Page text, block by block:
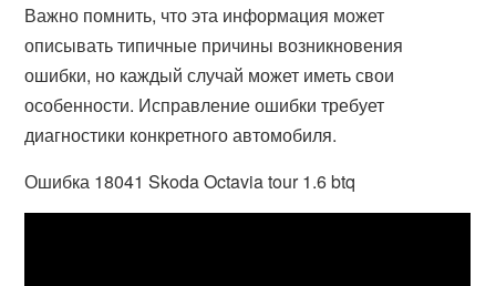
Важно помнить, что эта информация может
описывать типичные причины возникновения
ошибки, но каждый случай может иметь свои
особенности. Исправление ошибки требует
диагностики конкретного автомобиля.
Ошибка 18041 Skoda Octavia tour 1.6 btq